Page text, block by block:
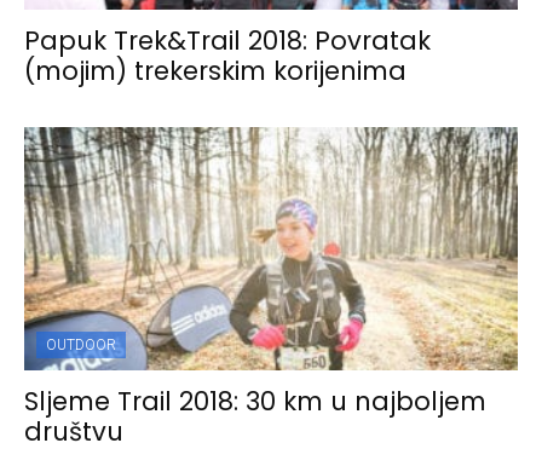
Papuk Trek&Trail 2018: Povratak
(mojim) trekerskim korijenima
OUTDOOR
Sljeme Trail 2018: 30 km u najboljem
društvu